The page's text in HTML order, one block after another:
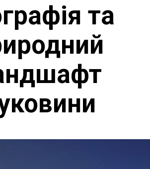
та